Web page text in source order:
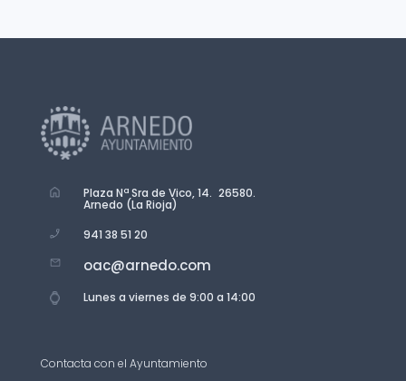
Plaza Nª Sra de Vico, 14. 26580.
Arnedo (La Rioja)
941 38 51 20
oac@arnedo.com
Lunes a viernes de 9:00 a 14:00
Contacta con el Ayuntamiento